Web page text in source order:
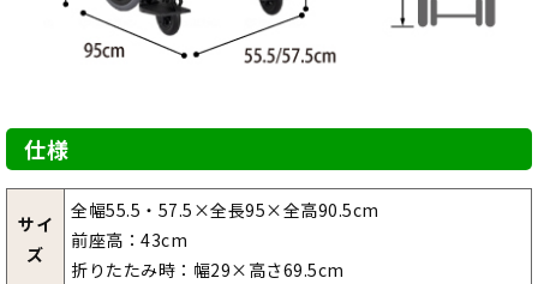
仕様
サイ
ズ
全幅55.5・57.5×全長95×全高90.5cm
前座高：43cm
折りたたみ時：幅29×高さ69.5cm